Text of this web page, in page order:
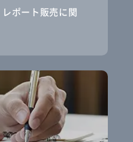
ポート販売に関